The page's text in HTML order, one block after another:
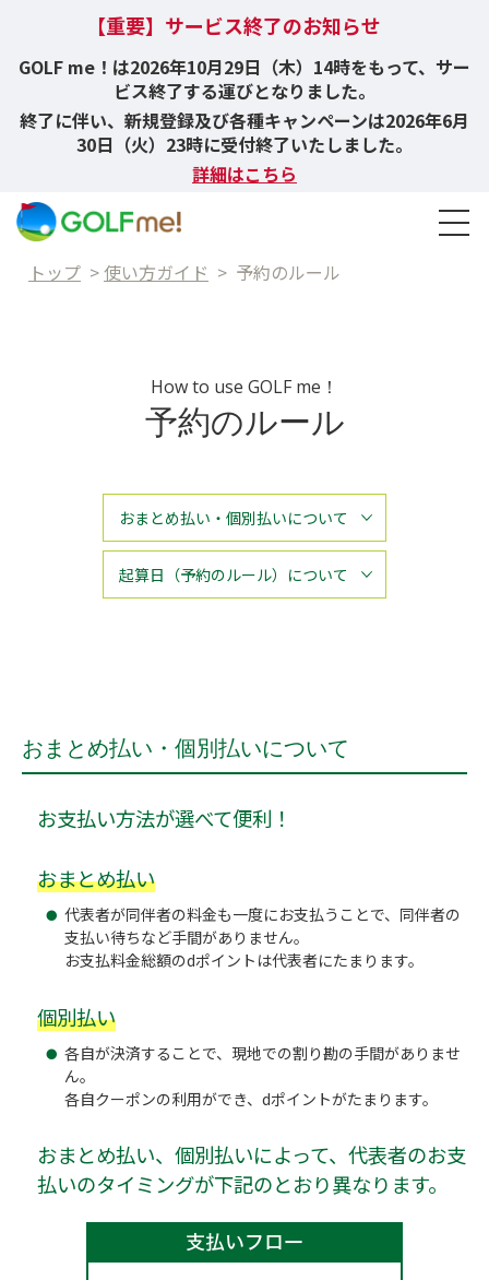
【重要】サービス終了のお知らせ
GOLF me！は2026年10月29日（木）14時をもって、サー
ビス終了する運びとなりました。
終了に伴い、新規登録及び各種キャンペーンは2026年6月
30日（火）23時に受付終了いたしました。
詳細はこちら
トップ >使い方ガイド > 予約のルール
How to use GOLF me！
予約のルール
おまとめ払い・個別払いについて
起算日（予約のルール）について
おまとめ払い・個別払いについて
お支払い方法が選べて便利！
おまとめ払い
代表者が同伴者の料金も一度にお支払うことで、同伴者の
支払い待ちなど手間がありません。
お支払料金総額のdポイントは代表者にたまります。
個別払い
各自が決済することで、現地での割り勘の手間がありませ
ん。
各自クーポンの利用ができ、dポイントがたまります。
おまとめ払い、個別払いによって、代表者のお支
払いのタイミングが下記のとおり異なります。